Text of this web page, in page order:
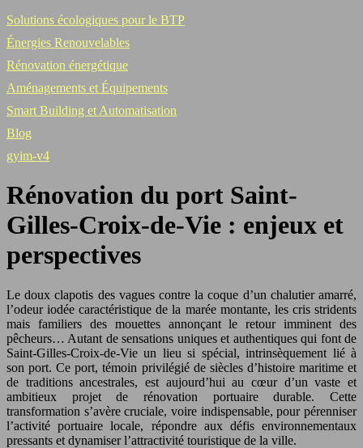
Solutions écologiques pour le BTP
Énergies Renouvelables
Rénovation énergétique
Aménagements et Équipements
Smart Building et Automatisation
Blog
gyim-v4
Rénovation du port Saint-
Gilles-Croix-de-Vie : enjeux et
perspectives
Le doux clapotis des vagues contre la coque d’un chalutier amarré,
l’odeur iodée caractéristique de la marée montante, les cris stridents
mais familiers des mouettes annonçant le retour imminent des
pêcheurs… Autant de sensations uniques et authentiques qui font de
Saint-Gilles-Croix-de-Vie un lieu si spécial, intrinsèquement lié à
son port. Ce port, témoin privilégié de siècles d’histoire maritime et
de traditions ancestrales, est aujourd’hui au cœur d’un vaste et
ambitieux projet de rénovation portuaire durable. Cette
transformation s’avère cruciale, voire indispensable, pour pérenniser
l’activité portuaire locale, répondre aux défis environnementaux
pressants et dynamiser l’attractivité touristique de la ville.